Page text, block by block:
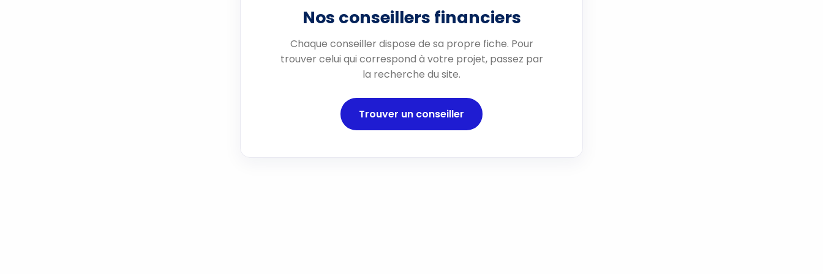
Nos conseillers financiers
Chaque conseiller dispose de sa propre fiche. Pour
trouver celui qui correspond à votre projet, passez par
la recherche du site.
Trouver un conseiller